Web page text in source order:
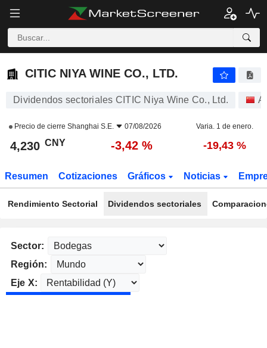
CITIC NIYA WINE CO., LTD.
CITIC NIYA WINE CO., LTD.
Dividendos sectoriales CITIC Niya Wine Co., Ltd.
Precio de cierre Shanghai S.E. 07/08/2026 Varia. 1 de enero.
4,230 CNY -3,42 % -19,43 %
Resumen Cotizaciones Gráficos Noticias
Rendimiento Sectorial Dividendos sectoriales
Sector:
Región:
Eje X: